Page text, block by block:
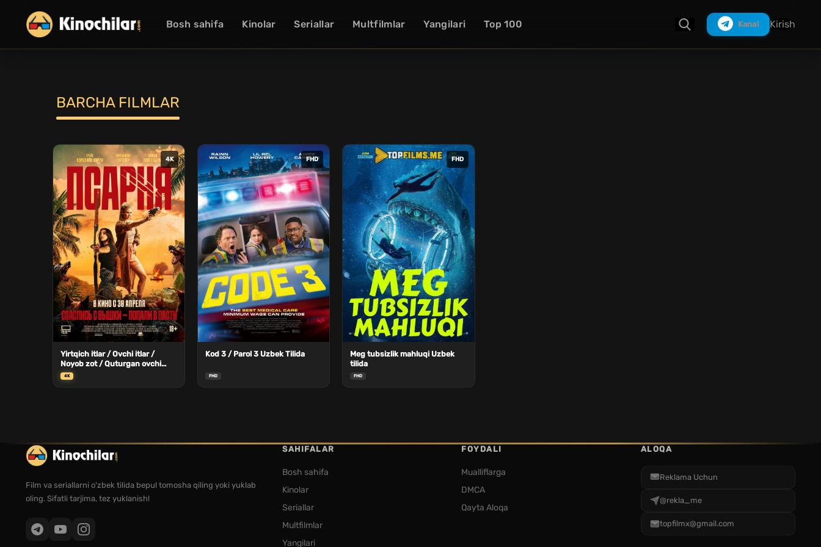
Bosh sahifa Kinolar Seriallar Multfilmlar Yangilari Top 100 Kanal Kirish
BARCHA FILMLAR
4K
Yirtqich itlar / Ovchi itlar /
Noyob zot / Quturgan ovchi
kuchuk Uzbek Tilida
4K
FHD
Kod 3 / Parol 3 Uzbek Tilida
FHD
FHD
Meg tubsizlik mahluqi Uzbek
tilida
FHD
Film va seriallarni o'zbek tilida bepul tomosha qiling yoki yuklab
oling. Sifatli tarjima, tez yuklanish!
SAHIFALAR
Bosh sahifa
Kinolar
Seriallar
Multfilmlar
Yangilari
FOYDALI
Mualliflarga
DMCA
Qayta Aloqa
ALOQA
Reklama Uchun
@rekla_me
topfilmx@gmail.com